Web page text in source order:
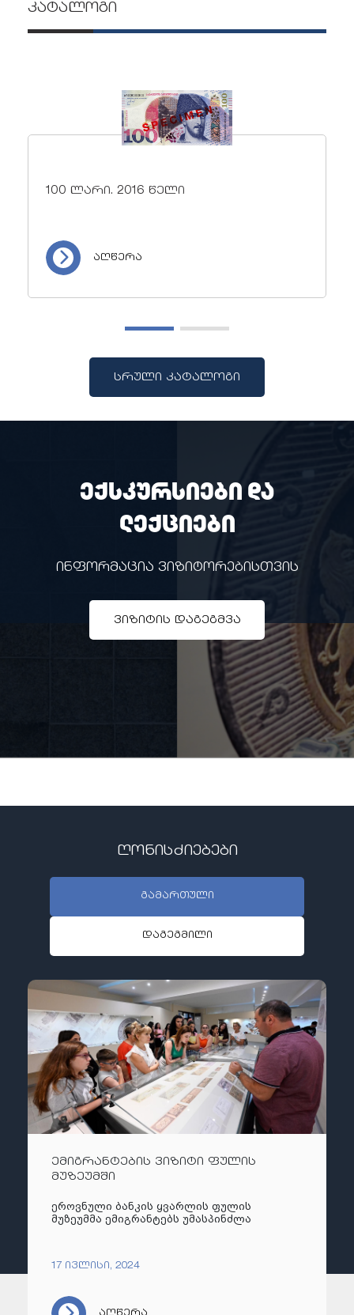
კატალოგი
100 ლარი. 2016 წელი
აღწერა
სრული კატალოგი
ექსკურსიები და
ლექციები
ინფორმაცია ვიზიტორებისთვის
ვიზიტის დაგეგმვა
ღონისძიებები
გამართული
დაგეგმილი
ემიგრანტების ვიზიტი ფულის
მუზეუმში
ეროვნული ბანკის ყვარლის ფულის
მუზეუმმა ემიგრანტებს უმასპინძლა
17 ივლისი, 2024